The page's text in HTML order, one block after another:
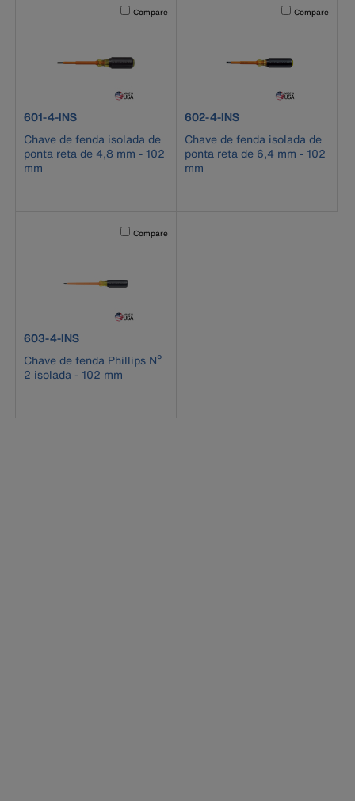
Activating this element will cause content on the page to
Compare
product number 601-4-INS
601-4-INS
Chave de fenda isolada de
ponta reta de 4,8 mm - 102
mm
Activating this
Compare
product number 602-4-INS
602-4-INS
Chave de fenda isolada de
ponta reta de 6,4 mm - 102
mm
Activating this element will cause content on the page to
Compare
product number 603-4-INS
603-4-INS
Chave de fenda Phillips Nº
2 isolada - 102 mm